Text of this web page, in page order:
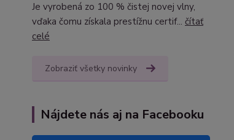
Je vyrobená zo 100 % čistej novej vlny,
vďaka čomu získala prestížnu certif... čítať
celé
Zobraziť všetky novinky
Nájdete nás aj na Facebooku